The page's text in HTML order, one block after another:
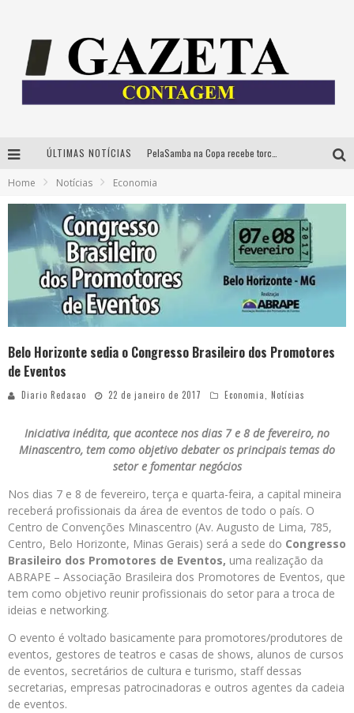
ÚLTIMAS NOTÍCIAS
Cineclube Comum apresenta obras de Kenneth Anger e Lucrecia Martel em nova sessão de “Visões Táteis”
Espetáculo “Allan Kardec – Um Olhar para a Eternidade” desembarca em BH na próxima semana
Home Notícias Economia
Belo Horizonte sedia o Congresso Brasileiro dos Promotores
de Eventos
Diario Redacao 22 de janeiro de 2017 Economia Notícias
Iniciativa inédita, que acontece nos dias 7 e 8 de fevereiro, no
Minascentro, tem como objetivo debater os principais temas do
setor e fomentar negócios
Nos dias 7 e 8 de fevereiro, terça e quarta-feira, a capital mineira
receberá profissionais da área de eventos de todo o país. O
Centro de Convenções Minascentro (Av. Augusto de Lima, 785,
Centro, Belo Horizonte, Minas Gerais) será a sede do Congresso
Brasileiro dos Promotores de Eventos, uma realização da
ABRAPE – Associação Brasileira dos Promotores de Eventos, que
tem como objetivo reunir profissionais do setor para a troca de
ideias e networking.
O evento é voltado basicamente para promotores/produtores de
eventos, gestores de teatros e casas de shows, alunos de cursos
de eventos, secretários de cultura e turismo, staff dessas
secretarias, empresas patrocinadoras e outros agentes da cadeia
de eventos.